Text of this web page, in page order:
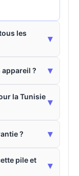
les
▾
? ▾
la Tunisie
▾
? ▾
pile et
▾